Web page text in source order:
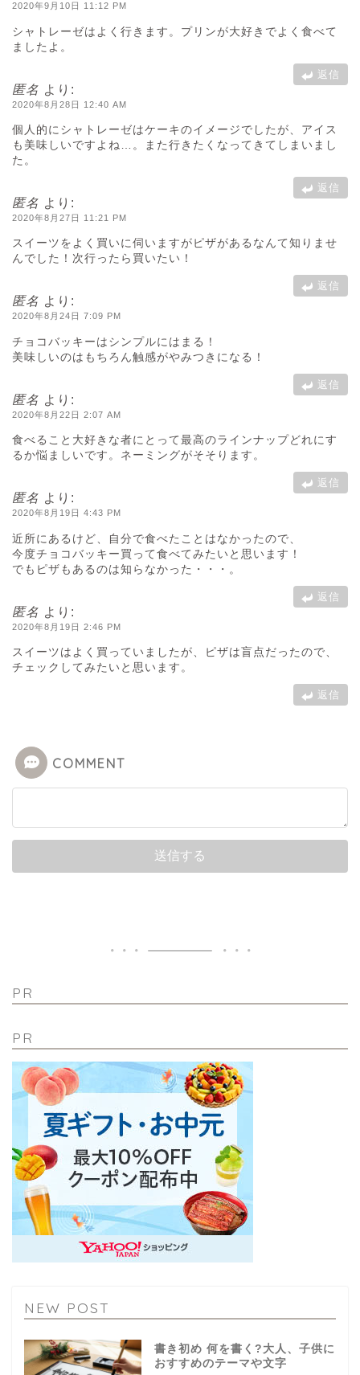
2020年9月10日 11:12 PM
シャトレーゼはよく行きます。プリンが大好きでよく食べて
ましたよ。
返信
匿名 より:
2020年8月28日 12:40 AM
個人的にシャトレーゼはケーキのイメージでしたが、アイス
も美味しいですよね…。また行きたくなってきてしまいまし
た。
返信
匿名 より:
2020年8月27日 11:21 PM
スイーツをよく買いに伺いますがピザがあるなんて知りませ
んでした！次行ったら買いたい！
返信
匿名 より:
2020年8月24日 7:09 PM
チョコバッキーはシンプルにはまる！
美味しいのはもちろん触感がやみつきになる！
返信
匿名 より:
2020年8月22日 2:07 AM
食べること大好きな者にとって最高のラインナップどれにす
るか悩ましいです。ネーミングがそそります。
返信
匿名 より:
2020年8月19日 4:43 PM
近所にあるけど、自分で食べたことはなかったので、
今度チョコバッキー買って食べてみたいと思います！
でもピザもあるのは知らなかった・・・。
返信
匿名 より:
2020年8月19日 2:46 PM
スイーツはよく買っていましたが、ピザは盲点だったので、
チェックしてみたいと思います。
返信
COMMENT
PR
PR
NEW POST
書き初め 何を書く?大人、子供に
おすすめのテーマや文字